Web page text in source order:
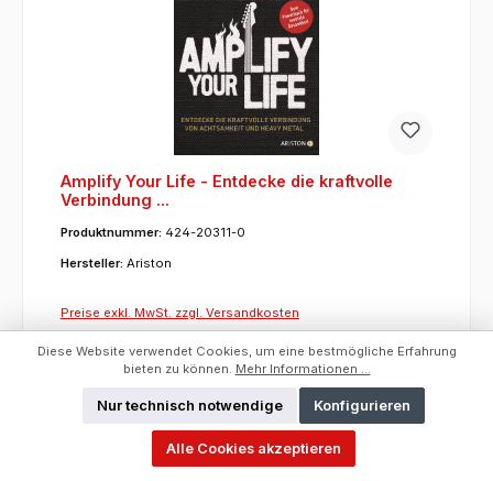
Amplify Your Life - Entdecke die kraftvolle
Verbindung ...
Produktnummer: 424-20311-0
Hersteller: Ariston
Preise exkl. MwSt. zzgl. Versandkosten
Um dieses Produkt zu bestellen, melden Sie sich
Ariston
Kurzfristig lieferbar
Diese Website verwendet Cookies, um eine bestmögliche Erfahrung
bieten zu können. Mehr Informationen ...
Nur technisch notwendige Konfigurieren
Alle Cookies akzeptieren